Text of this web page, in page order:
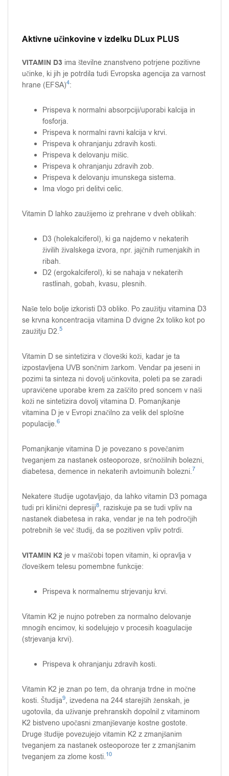
Aktivne učinkovine v izdelku DLux PLUS
VITAMIN D3 ima številne znanstveno potrjene pozitivne
učinke, ki jih je potrdila tudi Evropska agencija za varnost
hrane (EFSA)4:
Prispeva k normalni absorpciji/uporabi kalcija in
fosforja.
Prispeva k normalni ravni kalcija v krvi.
Prispeva k ohranjanju zdravih kosti.
Prispeva k delovanju mišic.
Prispeva k ohranjanju zdravih zob.
Prispeva k delovanju imunskega sistema.
Ima vlogo pri delitvi celic.
Vitamin D lahko zaužijemo iz prehrane v dveh oblikah:
D3 (holekalciferol), ki ga najdemo v nekaterih
živilih živalskega izvora, npr. jajčnih rumenjakih in
ribah.
D2 (ergokalciferol), ki se nahaja v nekaterih
rastlinah, gobah, kvasu, plesnih.
Naše telo bolje izkoristi D3 obliko. Po zaužitju vitamina D3
se krvna koncentracija vitamina D dvigne 2x toliko kot po
zaužitju D2.5
Vitamin D se sintetizira v človeški koži, kadar je ta
izpostavljena UVB sončnim žarkom. Vendar pa jeseni in
pozimi ta sinteza ni dovolj učinkovita, poleti pa se zaradi
upravičene uporabe krem za zaščito pred soncem v naši
koži ne sintetizira dovolj vitamina D. Pomanjkanje
vitamina D je v Evropi značilno za velik del splošne
populacije.6
Pomanjkanje vitamina D je povezano s povečanim
tveganjem za nastanek osteoporoze, srčnožilnih bolezni,
diabetesa, demence in nekaterih avtoimunih bolezni.7
Nekatere študije ugotavljajo, da lahko vitamin D3 pomaga
tudi pri klinični depresiji8, raziskuje pa se tudi vpliv na
nastanek diabetesa in raka, vendar je na teh področjih
potrebnih še več študij, da se pozitiven vpliv potrdi.
VITAMIN K2 je v maščobi topen vitamin, ki opravlja v
človeškem telesu pomembne funkcije:
Prispeva k normalnemu strjevanju krvi.
Vitamin K2 je nujno potreben za normalno delovanje
mnogih encimov, ki sodelujejo v procesih koagulacije
(strjevanja krvi).
Prispeva k ohranjanju zdravih kosti.
Vitamin K2 je znan po tem, da ohranja trdne in močne
kosti. Študija9, izvedena na 244 starejših ženskah, je
ugotovila, da uživanje prehranskih dopolnil z vitaminom
K2 bistveno upočasni zmanjševanje kostne gostote.
Druge študije povezujejo vitamin K2 z zmanjšanim
tveganjem za nastanek osteoporoze ter z zmanjšanim
tveganjem za zlome kosti.10